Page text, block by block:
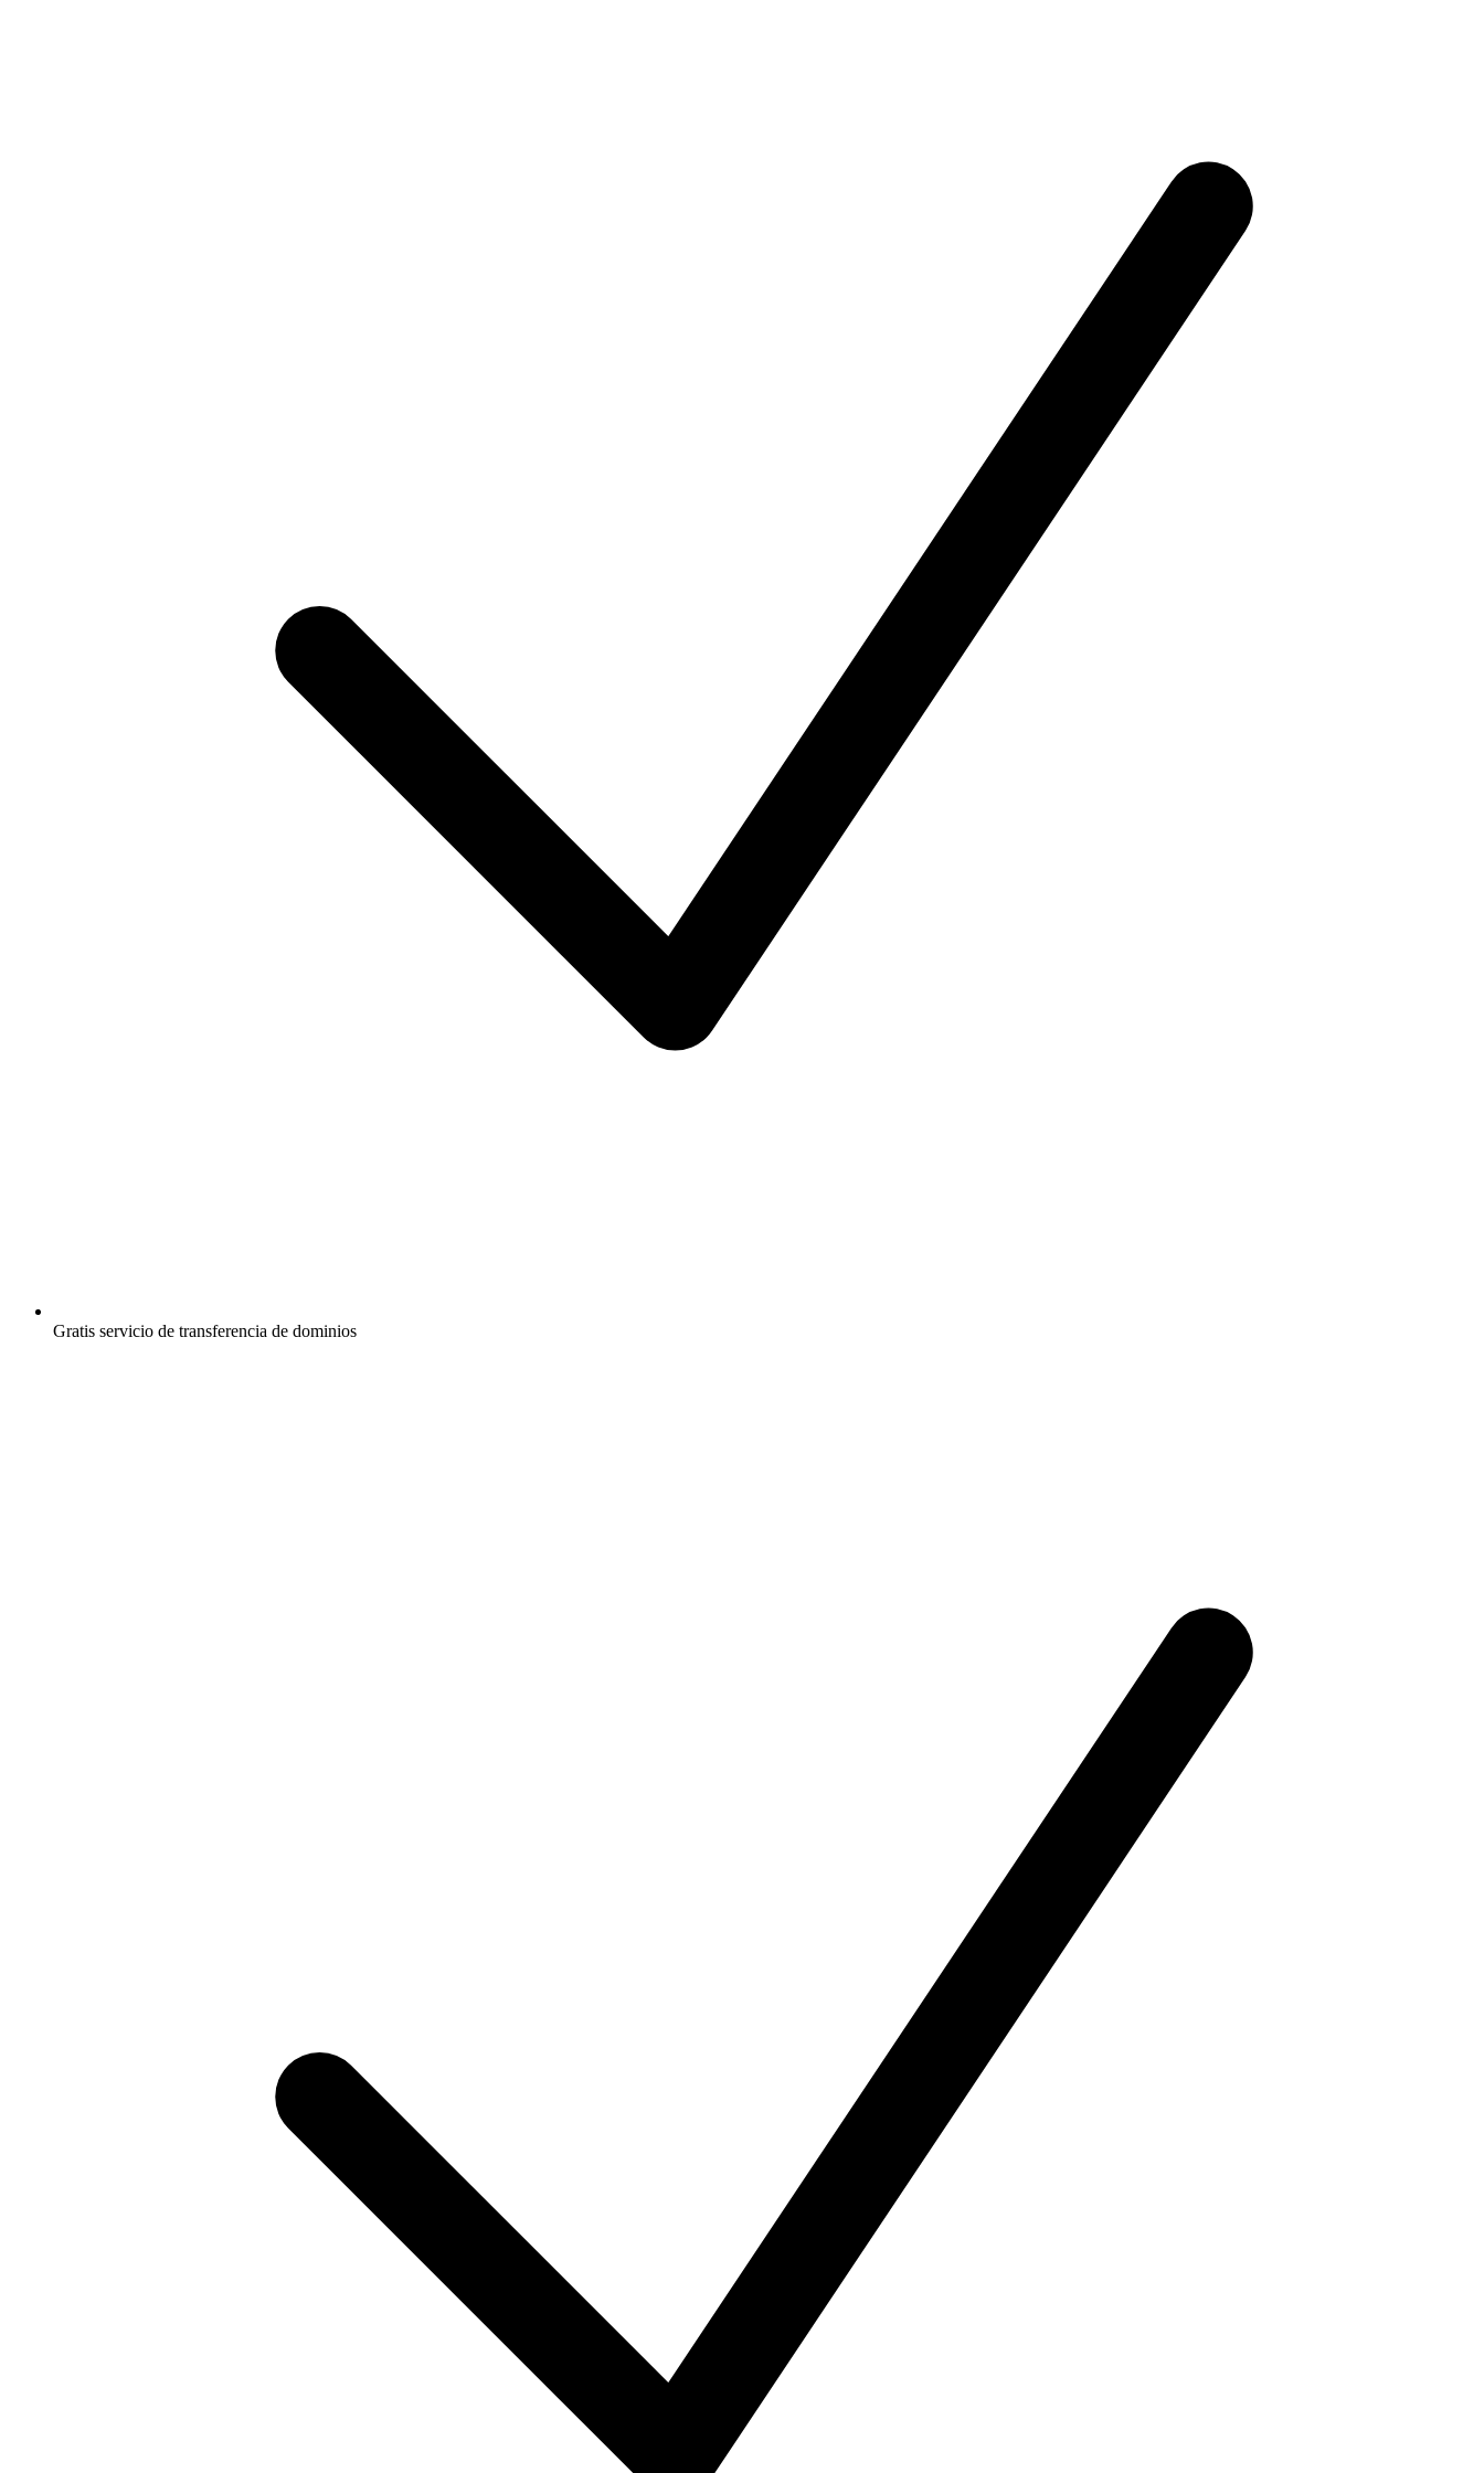
Gratis servicio de transferencia de dominios